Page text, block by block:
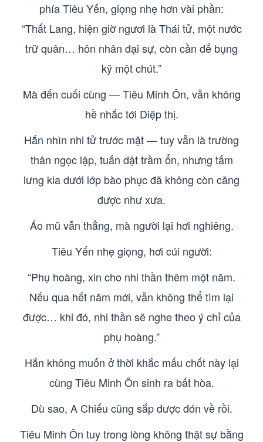
phía Tiêu Yến, giọng nhẹ hơn vài phần:
“Thất Lang, hiện giờ ngươi là Thái tử, một nước
trữ quân… hôn nhân đại sự, còn cần để bụng
kỹ một chút.”
Mà đến cuối cùng — Tiêu Minh Ôn, vẫn không
hề nhắc tới Diệp thị.
Hắn nhìn nhi tử trước mặt — tuy vẫn là trường
thân ngọc lập, tuấn dật trầm ổn, nhưng tấm
lưng kia dưới lớp bào phục đã không còn căng
được như xưa.
Áo mũ vẫn thẳng, mà người lại hơi nghiêng.
Tiêu Yến nhẹ giọng, hơi cúi người:
“Phụ hoàng, xin cho nhi thần thêm một năm.
Nếu qua hết năm mới, vẫn không thể tìm lại
được… khi đó, nhi thần sẽ nghe theo ý chỉ của
phụ hoàng.”
Hắn không muốn ở thời khắc mấu chốt này lại
cùng Tiêu Minh Ôn sinh ra bất hòa.
Dù sao, A Chiếu cũng sắp được đón về rồi.
Tiêu Minh Ôn tuy trong lòng không thật sự bằng